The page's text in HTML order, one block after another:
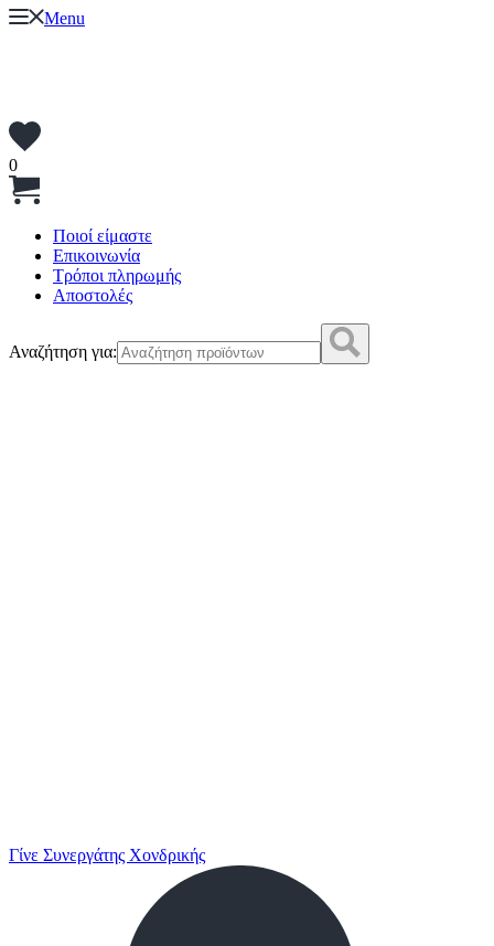
Menu
0
Ποιοί είμαστε
Επικοινωνία
Τρόποι πληρωμής
Αποστολές
Αναζήτηση για:
Γίνε Συνεργάτης Χονδρικής